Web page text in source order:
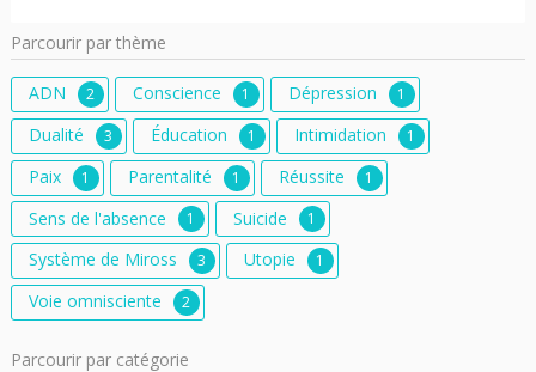
Parcourir par thème
ADN 2 Conscience 1 Dépression 1
Dualité 3 Éducation 1 Intimidation 1
Paix 1 Parentalité 1 Réussite 1
Sens de l'absence 1 Suicide 1
Système de Miross 3 Utopie 1
Voie omnisciente 2
Parcourir par catégorie